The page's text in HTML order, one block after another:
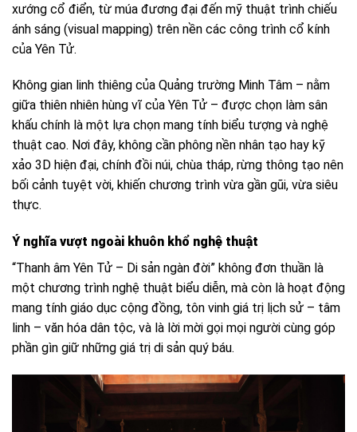
xướng cổ điển, từ múa đương đại đến mỹ thuật trình chiếu
ánh sáng (visual mapping) trên nền các công trình cổ kính
của Yên Tử.
Không gian linh thiêng của Quảng trường Minh Tâm – nằm
giữa thiên nhiên hùng vĩ của Yên Tử – được chọn làm sân
khấu chính là một lựa chọn mang tính biểu tượng và nghệ
thuật cao. Nơi đây, không cần phông nền nhân tạo hay kỹ
xảo 3D hiện đại, chính đồi núi, chùa tháp, rừng thông tạo nên
bối cảnh tuyệt vời, khiến chương trình vừa gần gũi, vừa siêu
thực.
Ý nghĩa vượt ngoài khuôn khổ nghệ thuật
“Thanh âm Yên Tử – Di sản ngàn đời” không đơn thuần là
một chương trình nghệ thuật biểu diễn, mà còn là hoạt động
mang tính giáo dục cộng đồng, tôn vinh giá trị lịch sử – tâm
linh – văn hóa dân tộc, và là lời mời gọi mọi người cùng góp
phần gìn giữ những giá trị di sản quý báu.